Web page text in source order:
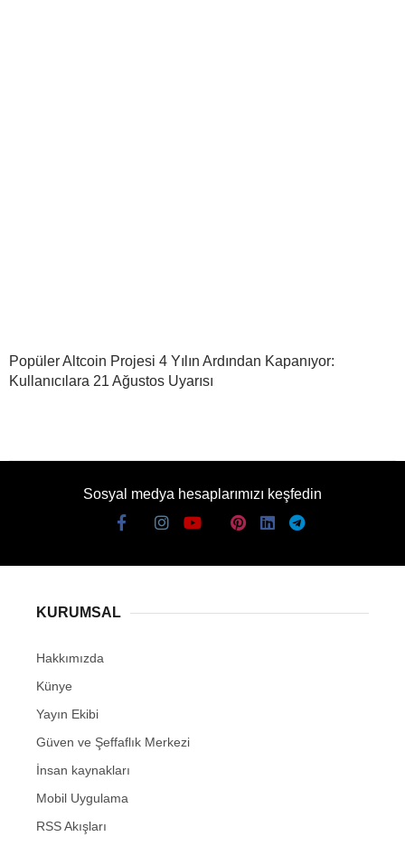
Popüler Altcoin Projesi 4 Yılın Ardından Kapanıyor:
Kullanıcılara 21 Ağustos Uyarısı
Sosyal medya hesaplarımızı keşfedin
KURUMSAL
Hakkımızda
Künye
Yayın Ekibi
Güven ve Şeffaflık Merkezi
İnsan kaynakları
Mobil Uygulama
RSS Akışları